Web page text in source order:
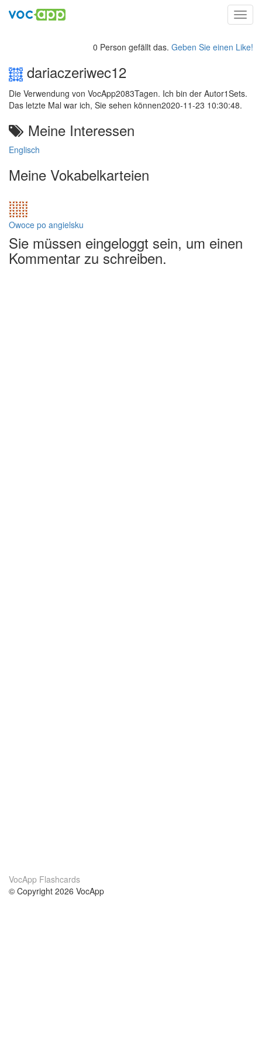
0 Person gefällt das. Geben Sie einen Like!
dariaczeriwec12
Die Verwendung von VocApp2083Tagen. Ich bin der Autor1Sets.
Das letzte Mal war ich, Sie sehen können2020-11-23 10:30:48.
Meine Interessen
Englisch
Meine Vokabelkarteien
Owoce po angielsku
Sie müssen eingeloggt sein, um einen
Kommentar zu schreiben.
VocApp Flashcards
© Copyright 2026 VocApp